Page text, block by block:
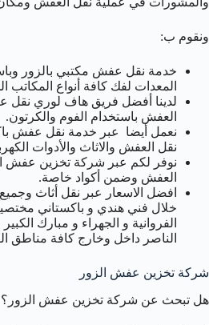
ونقوم ب:
خدمة نقل عفش مكتبي بالزور
المعدات لفك كافة أنواع المكاتب
لدينا أفضل فريق هاف لوري نقل
العفش باستخدام الفوم والكرتون.
نعمل أيضا عبر خدمة نقل عفش
نقل العفش والاثاث والأدوات
نوفر لكم عبر شركة تخزين عفش
العفش وضمن أكواد خاصة.
افضل الاسعار عبر نقل أثاث
خلال فني هندي و باكستاني
الفروانية و الجهراء و مبارك
الناصر داخل وخارج كافة مناطق
شركة تخزين عفش الزور
هل تبحث عن شركة تخزين عفش الزور؟